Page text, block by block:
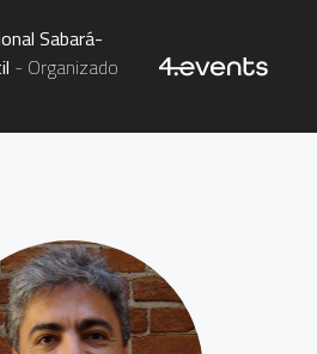
Sabará-
- Organizado